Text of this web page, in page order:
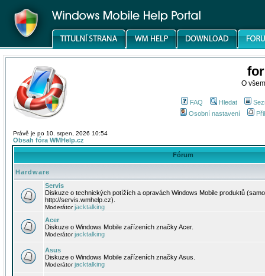
O
FAQ Hledat
Osobní nastavení
Právě je po 10. srpen, 2026 10:54
Obsah fóra WMHelp.cz
Fórum
Hardware
Servis
Diskuze o technických potížích a opravách Windows Mobile produktů
http://servis.wmhelp.cz).
Moderátorjacktalking
Acer
Diskuze o Windows Mobile zařízeních značky Acer.
Moderátorjacktalking
Asus
Diskuze o Windows Mobile zařízeních značky Asus.
Moderátorjacktalking